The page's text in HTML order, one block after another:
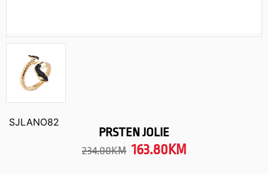
SJLANO82
PRSTEN JOLIE
234.00KM 163.80 KM